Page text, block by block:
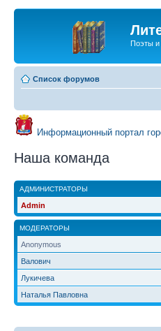
Поэты и
Список форумов
Информационный портал
Наша команда
АДМИНИСТРАТОРЫ
Admin
МОДЕРАТОРЫ
Anonymous
Валович
Лукичева
Наталья Павловна